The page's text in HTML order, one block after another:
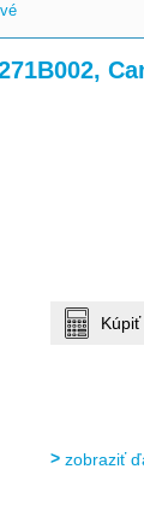
Kúpiť
zobraziť